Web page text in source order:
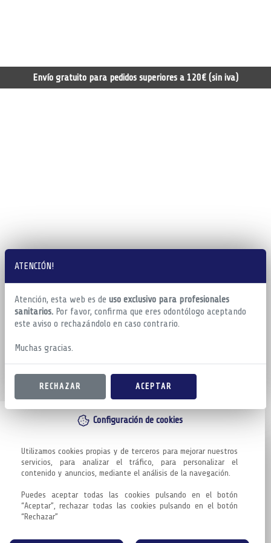
ATENCIÓN!
Atención, esta web es de uso exclusivo para profesionales
sanitarios. Por favor, confirma que eres odontólogo aceptando
este aviso o rechazándolo en caso contrario.
Muchas gracias.
RECHAZAR ACEPTAR
Configuración de cookies
Utilizamos cookies propias y de terceros para mejorar nuestros
servicios, para analizar el tráfico, para personalizar el
contenido y anuncios, mediante el análisis de la navegación.
Puedes aceptar todas las cookies pulsando en el botón
“Aceptar”, rechazar todas las cookies pulsando en el botón
“Rechazar”
Envío gratuito para pedidos superiores a 120€ (sin iva)